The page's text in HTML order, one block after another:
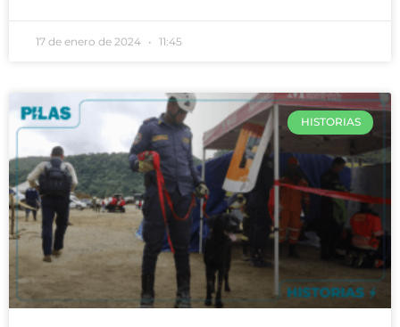
17 de enero de 2024 11:45
HISTORIAS